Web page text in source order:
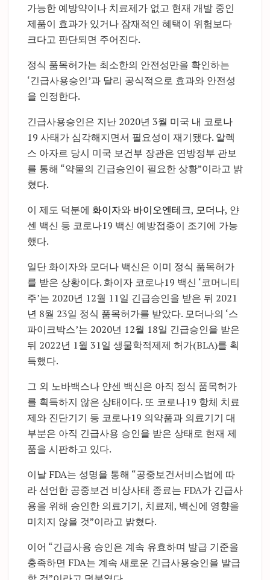
가능한 예방약이나 치료제가 없고 현재 개발 중인
제품이 효과가 있거나 잠재적인 혜택이 위험보다
크다고 판단되면 주어진다.
정식 품목허가는 최소한의 안전성만을 확인하는
‘긴급사용승인’과 달리 공식적으로 효과와 안전성
을 인정한다.
긴급사용승인은 지난 2020년 3월 미국 내 코로나
19 사태가 심각해지면서 필요성이 재기됐다. 알렉
스 아자르 당시 미국 보건부 장관은 연방정부 관보
를 통해 “약물의 긴급승인이 필요한 상황”이라고 밝
혔다.
이 제도 덕분에 화이자와 바이오엔테크, 모더나, 얀
센 백신 등 코로나19 백신 예방접종이 조기에 가능
했다.
일단 화이자와 모더나 백신은 이미 정식 품목허가
를 받은 상황이다. 화이자 코로나19 백신 ‘코머니티
주’는 2020년 12월 11일 긴급승인을 받은 뒤 2021
년 8월 23일 정식 품목허가를 받았다. 모더나의 ‘스
파이크박스’는 2020년 12월 18일 긴급승인을 받은
뒤 2022년 1월 31일 생물학적제제 허가(BLA)를 획
득했다.
그 외 노바백스나 얀센 백신은 아직 정식 품목허가
를 획득하지 않은 상태이다. 또 코로나19 항체 치료
제와 진단기기 등 코로나19 의약품과 의료기기 대
부분은 아직 긴급사용 승인을 받은 상태로 현재 제
품을 시판하고 있다.
이날 FDA는 성명을 통해 “공중보건서비스법에 따
라 선언한 공중보건 비상사태 종료는 FDA가 긴급사
용을 위해 승인한 의료기기, 치료제, 백신에 영향을
미치지 않을 것”이라고 밝혔다.
이어 “긴급사용 승인은 계속 유효하며 발급 기준을
충족하면 FDA는 계속 새로운 긴급사용승인을 발급